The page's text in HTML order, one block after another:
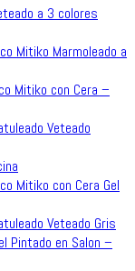
a 3 colores
Mitiko Marmoleado a
Mitiko con Cera –
Veteado
Mitiko con Cera Gel
Veteado Gris
Pintado en Salon –